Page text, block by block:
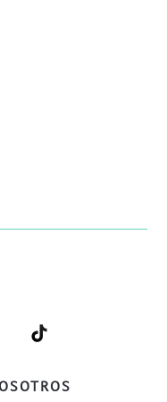
–
WELIFE–